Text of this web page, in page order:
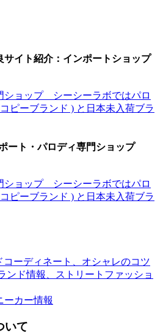
イト紹介：インポートショップ
ート・パロディ専門ショップ
コーディネート、オシャレのコツ
ンド情報、ストリートファッショ
ーカー情報
いて